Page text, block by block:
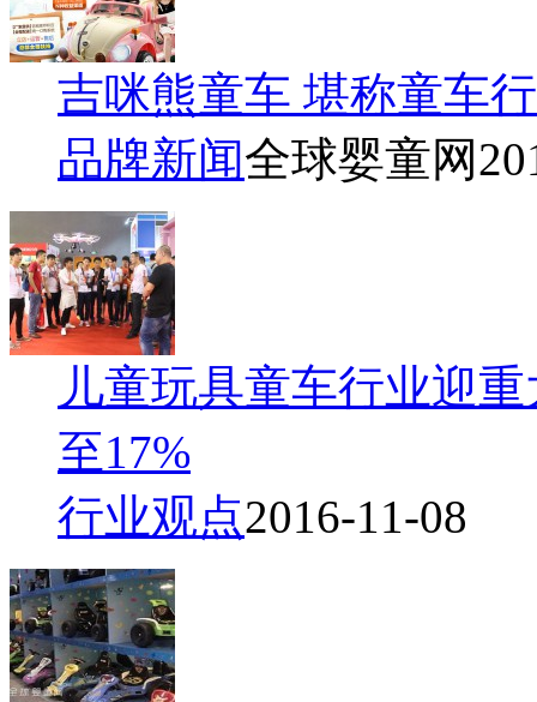
吉咪熊童车 堪称童车
品牌新闻全球婴童网
儿童玩具童车行业迎
至17%
行业观点2016-11-08